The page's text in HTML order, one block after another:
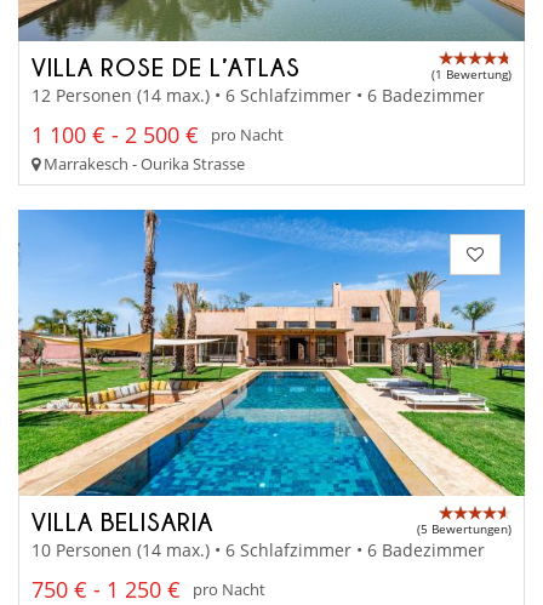
VILLA ROSE DE L’ATLAS (1 Bewertung)
12 Personen (14 max.) • 6 Schlafzimmer • 6 Badezimmer
1 100 € - 2 500 €
pro Nacht
Marrakesch - Ourika Strasse
VILLA BELISARIA (5 Bewertungen)
10 Personen (14 max.) • 6 Schlafzimmer • 6 Badezimmer
750 € - 1 250 €
pro Nacht